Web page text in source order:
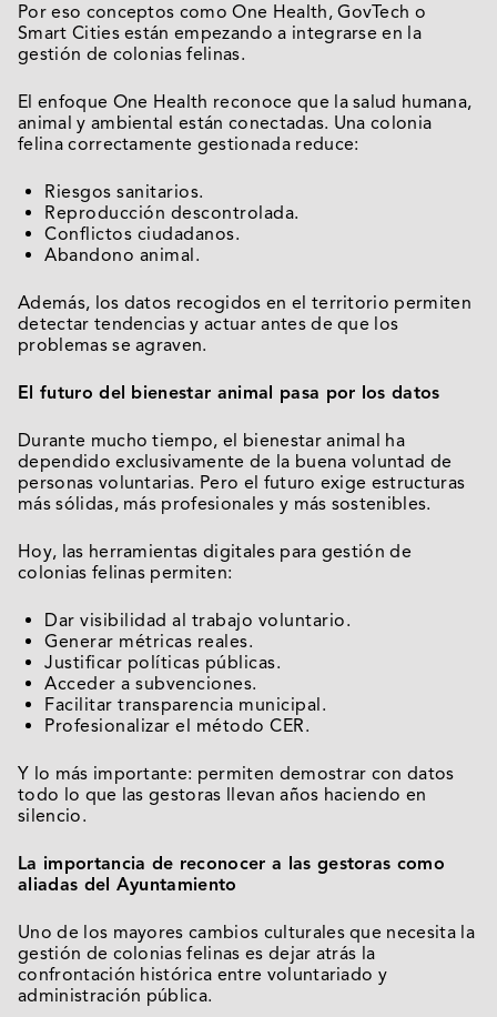
Por eso conceptos como One Health, GovTech o
Smart Cities están empezando a integrarse en la
gestión de colonias felinas.
El enfoque One Health reconoce que la salud humana,
animal y ambiental están conectadas. Una colonia
felina correctamente gestionada reduce:
Riesgos sanitarios.
Reproducción descontrolada.
Conflictos ciudadanos.
Abandono animal.
Además, los datos recogidos en el territorio permiten
detectar tendencias y actuar antes de que los
problemas se agraven.
El futuro del bienestar animal pasa por los datos
Durante mucho tiempo, el bienestar animal ha
dependido exclusivamente de la buena voluntad de
personas voluntarias. Pero el futuro exige estructuras
más sólidas, más profesionales y más sostenibles.
Hoy, las herramientas digitales para gestión de
colonias felinas permiten:
Dar visibilidad al trabajo voluntario.
Generar métricas reales.
Justificar políticas públicas.
Acceder a subvenciones.
Facilitar transparencia municipal.
Profesionalizar el método CER.
Y lo más importante: permiten demostrar con datos
todo lo que las gestoras llevan años haciendo en
silencio.
La importancia de reconocer a las gestoras como
aliadas del Ayuntamiento
Uno de los mayores cambios culturales que necesita la
gestión de colonias felinas es dejar atrás la
confrontación histórica entre voluntariado y
administración pública.